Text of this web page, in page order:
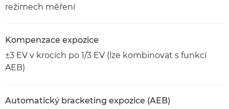
režimech měření
Kompenzace expozice
±3 EV v krocích po 1/3 EV (lze kombinovat s funkcí
AEB)
Automatický bracketing expozice (AEB)